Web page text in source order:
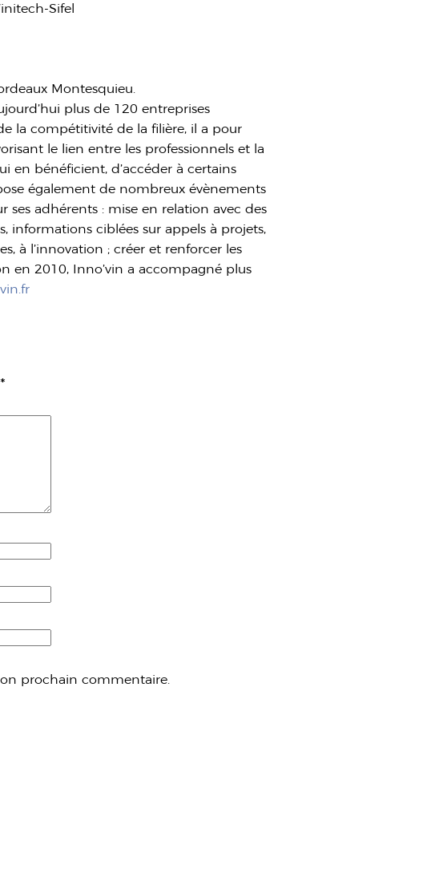
Sifel
Montesquieu.
plus de 120 entreprises
la compétitivité de la filière, il a pour
le lien entre les professionnels et la
en bénéficient, d’accéder à certains
également de nombreux évènements
ses adhérents : mise en relation avec des
informations ciblées sur appels à projets,
à l’innovation ; créer et renforcer les
en 2010, Inno’vin a accompagné plus
*
prochain commentaire.